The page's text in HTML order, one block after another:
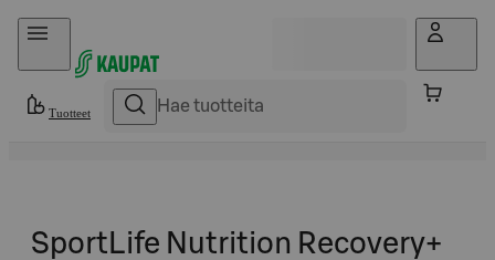
Hyppää sisältöön
Tuotteet
SportLife Nutrition Recovery+